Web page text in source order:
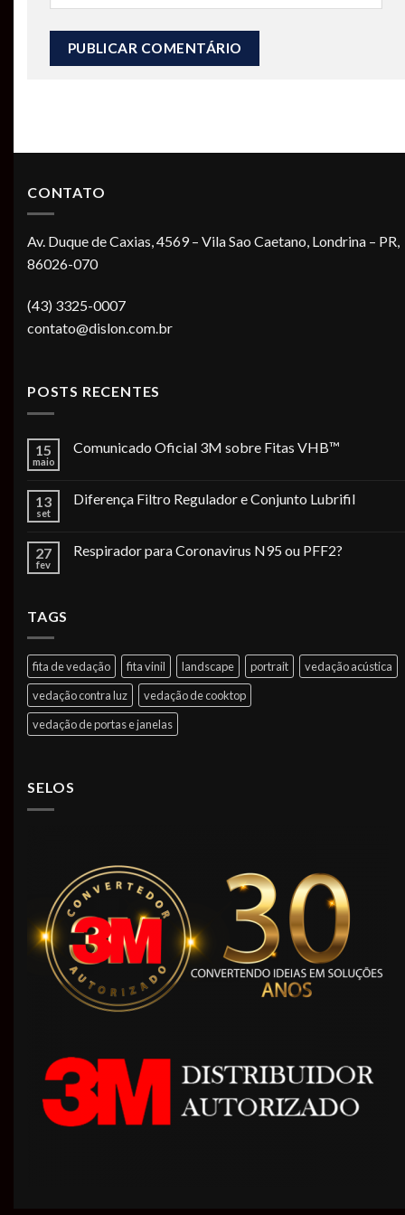
CONTATO
Av. Duque de Caxias, 4569 – Vila Sao Caetano, Londrina – PR,
86026-070
(43) 3325-0007
contato@dislon.com.br
POSTS RECENTES
15
maio
Comunicado Oficial 3M sobre Fitas VHB™
13
set
Diferença Filtro Regulador e Conjunto Lubrifil
27
fev
Respirador para Coronavirus N95 ou PFF2?
TAGS
fita de vedação fita vinil landscape portrait
vedação acústica
vedação contra luz
vedação de cooktop
vedação de portas e janelas
SELOS